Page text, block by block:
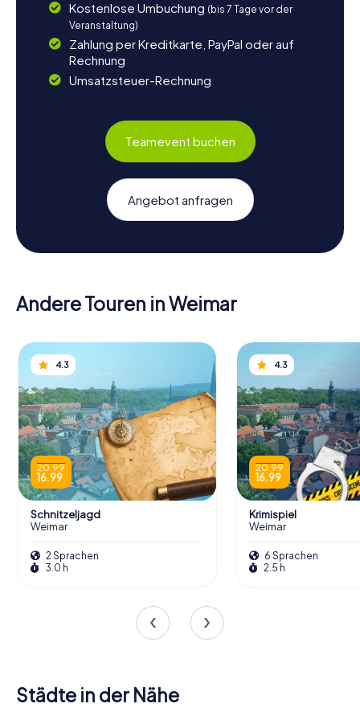
Kostenlose Umbuchung (bis 7 Tage vor der
Veranstaltung)
Zahlung per Kreditkarte, PayPal oder auf
Rechnung
Umsatzsteuer-Rechnung
Teamevent buchen
Angebot anfragen
Andere Touren in Weimar
4.3
20.99
16.99
Schnitzeljagd
Weimar
2 Sprachen
3.0 h
4.3
20.99
16.99
Krimispiel
Weimar
6 Sprachen
2.5 h
Städte in der Nähe